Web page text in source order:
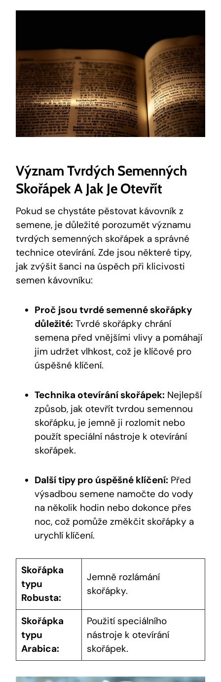
Význam Tvrdých Semenných
Skořápek A Jak Je Otevřít
Pokud se chystáte pěstovat kávovník z
semene, je důležité porozumět významu
tvrdých semenných skořápek a správné
technice otevírání. Zde jsou některé tipy,
jak zvýšit šanci na úspěch při klicivosti
semen kávovníku:
Proč jsou tvrdé semenné skořápky
důležité: Tvrdé skořápky chrání
semena před vnějšími vlivy a pomáhají
jim udržet vlhkost, což je klíčové pro
úspěšné klíčení.
Technika otevírání skořápek: Nejlepší
způsob, jak otevřít tvrdou semennou
skořápku, je jemně ji rozlomit nebo
použít speciální nástroje k otevírání
skořápek.
Další tipy pro úspěšné klíčení: Před
výsadbou semene namočte do vody
na několik hodin nebo dokonce přes
noc, což pomůže změkčit skořápky a
urychlí klíčení.
Skořápka
typu
Robusta:
Jemně rozlámání
skořápky.
Skořápka
typu
Arabica:
Použití speciálního
nástroje k otevírání
skořápek.